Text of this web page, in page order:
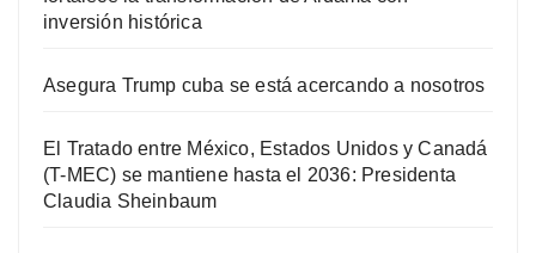
inversión histórica
Asegura Trump cuba se está acercando a nosotros
El Tratado entre México, Estados Unidos y Canadá
(T-MEC) se mantiene hasta el 2036: Presidenta
Claudia Sheinbaum